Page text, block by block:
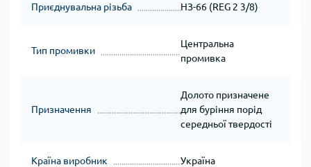
Приєднувальна різьба НЗ-66 (REG 2 3/8)
Тип промивки
Центральна
промивка
Призначення
Долото призначене
для буріння порід
середньої твердості
Країна виробник Україна